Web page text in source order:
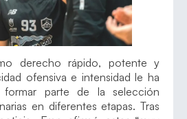
derecho rápido, potente y
ofensiva e intensidad le ha
formar parte de la selección
en diferentes etapas. Tras